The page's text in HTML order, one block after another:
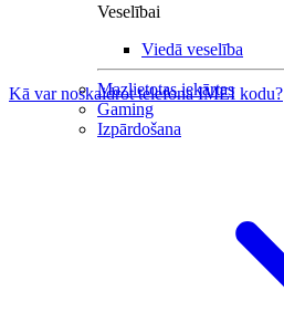
Veselībai
Viedā veselība
Mazlietotas iekārtas
Gaming
Izpārdošana
Kā var noskaidrot telefona IMEI kodu?